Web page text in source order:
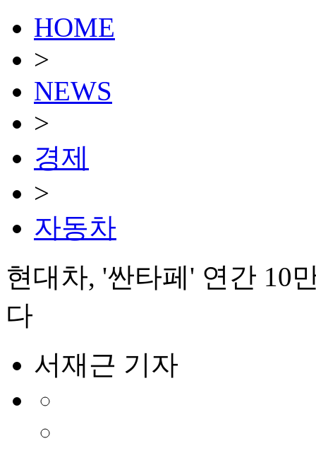
HOME
>
NEWS
>
경제
>
자동차
현대차, '싼타페' 연간 10
다
서재근 기자